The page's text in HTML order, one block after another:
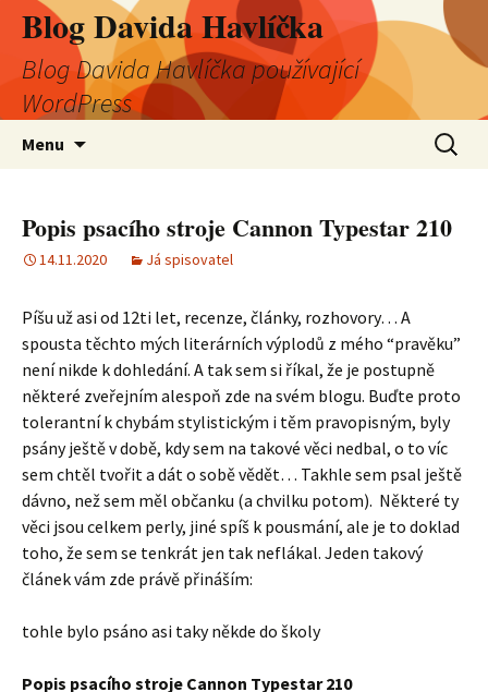
Blog Davida Havlíčka
Blog Davida Havlíčka používající
WordPress
Menu
Popis psacího stroje Cannon Typestar 210
14.11.2020 Já spisovatel
Píšu už asi od 12ti let, recenze, články, rozhovory… A
spousta těchto mých literárních výplodů z mého “pravěku”
není nikde k dohledání. A tak sem si říkal, že je postupně
některé zveřejním alespoň zde na svém blogu. Buďte proto
tolerantní k chybám stylistickým i těm pravopisným, byly
psány ještě v době, kdy sem na takové věci nedbal, o to víc
sem chtěl tvořit a dát o sobě vědět… Takhle sem psal ještě
dávno, než sem měl občanku (a chvilku potom). Některé ty
věci jsou celkem perly, jiné spíš k pousmání, ale je to doklad
toho, že sem se tenkrát jen tak neflákal. Jeden takový
článek vám zde právě přináším:
tohle bylo psáno asi taky někde do školy
Popis psacího stroje Cannon Typestar 210